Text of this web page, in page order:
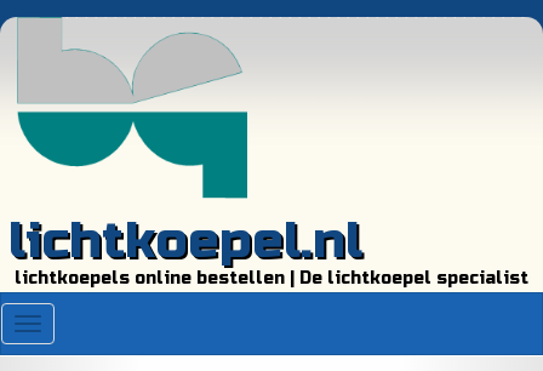
lichtkoepel.nl
lichtkoepels online bestellen | De lichtkoepel specialist
Menu